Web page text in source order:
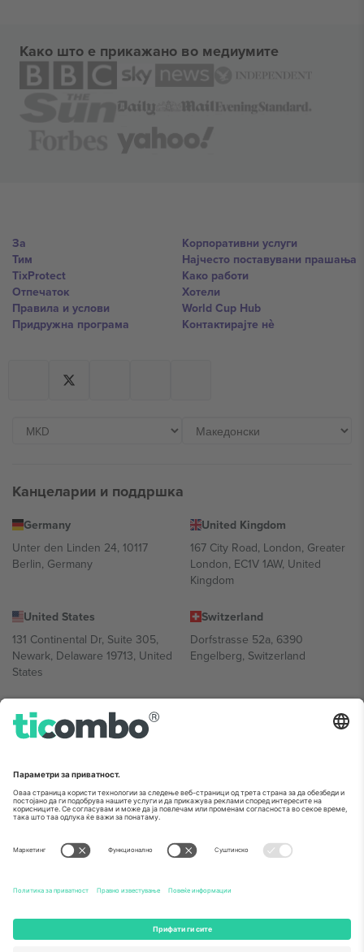
Како што е прикажано во медиумите
За
Тим
TixProtect
Отпечаток
Правила и услови
Придружна програма
Корпоративни услуги
Најчесто поставувани прашања
Како работи
Хотели
World Cup Hub
Контактирајте нѐ
Канцеларии и поддршка
Germany
Unter den Linden 24, 10117
Berlin, Germany
United Kingdom
167 City Road, London, Greater
London, EC1V 1AW, United
Kingdom
United States
131 Continental Dr, Suite 305,
Newark, Delaware 19713, United
States
Switzerland
Dorfstrasse 52a, 6390
Engelberg, Switzerland
Bulgaria
Regus Sofia City West, bul
UAE Dubai Silicon Oasis, DDP
Mexico
Av Chapultepec 360, Roma
Norte, Cuauhtémoc, 06700
Ciudad de México, CDMX,
разликува во зависност од локацијата, настанот и/или доменот.
За детали, проверете ја конкретната страница на настанот.,